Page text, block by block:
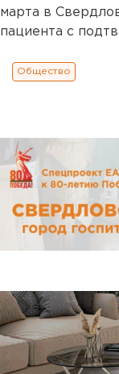
марта в
пациента с
Общество